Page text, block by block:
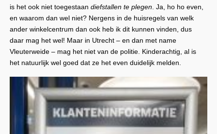
is het ook niet toegestaan diefstallen te plegen . Ja, ho ho even,
en waarom dan wel niet? Nergens in de huisregels van welk
ander winkelcentrum dan ook heb ik dit kunnen vinden, dus
daar mag het wel! Maar in Utrecht – en dan met name
Vleuterweide – mag het niet van de politie. Kinderachtig, al is
het natuurlijk wel goed dat ze het even duidelijk melden.